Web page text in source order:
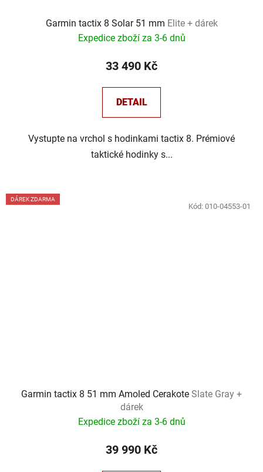
Garmin tactix 8 Solar 51 mm Elite + dárek
Expedice zboží za 3-6 dnů
33 490 Kč
DETAIL
Vystupte na vrchol s hodinkami tactix 8. Prémiové
taktické hodinky s...
DÁREK ZDARMA
Garmin tactix 8 51 mm Amoled Cerakote Slate Gray +
dárek
Expedice zboží za 3-6 dnů
39 990 Kč
Kód: 010-04553-01